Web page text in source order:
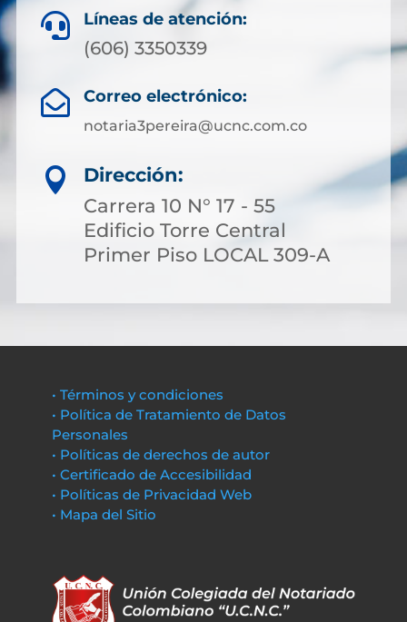
 Líneas de atención:
(606) 3350339
 Correo electrónico:
notaria3pereira@ucnc.com.co

Dirección:
Carrera 10 N° 17 - 55
Edificio Torre Central
Primer Piso LOCAL 309-A
• Términos y condiciones
• Política de Tratamiento de Datos
Personales
• Políticas de derechos de autor
• Certificado de Accesibilidad
• Políticas de Privacidad Web
• Mapa del Sitio